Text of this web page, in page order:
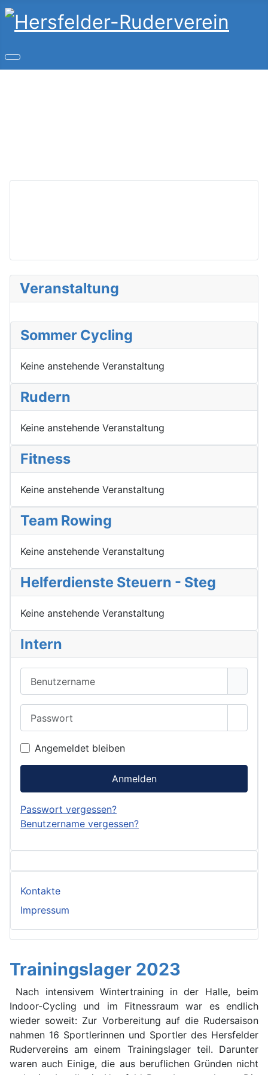
Veranstaltung
Sommer Cycling
Keine anstehende Veranstaltung
Rudern
Keine anstehende Veranstaltung
Fitness
Keine anstehende Veranstaltung
Team Rowing
Keine anstehende Veranstaltung
Helferdienste Steuern - Steg
Keine anstehende Veranstaltung
Intern
Angemeldet bleiben
Anmelden
Passwort vergessen?
Benutzername vergessen?
Kontakte
Impressum
Trainingslager 2023
Nach intensivem Wintertraining in der Halle, beim
Indoor-Cycling und im Fitnessraum war es endlich
wieder soweit: Zur Vorbereitung auf die Rudersaison
nahmen 16 Sportlerinnen und Sportler des Hersfelder
Rudervereins am einem Trainingslager teil. Darunter
waren auch Einige, die aus beruflichen Gründen nicht